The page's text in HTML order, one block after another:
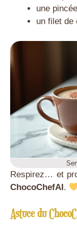
une
un filet de
Respirez… et
ChocoChefAI.
Astuce du